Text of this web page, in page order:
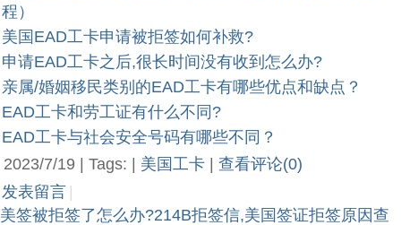
程）
美国EAD工卡申请被拒签如何补救?
申请EAD工卡之后,很长时间没有收到怎么办?
亲属/婚姻移民类别的EAD工卡有哪些优点和缺点？
EAD工卡和劳工证有什么不同?
EAD工卡与社会安全号码有哪些不同？
2023/7/19 | Tags: | 美国工卡
查看评论(0)
发表留言
美签被拒签了怎么办?214B拒签信,美国签证拒签原因查